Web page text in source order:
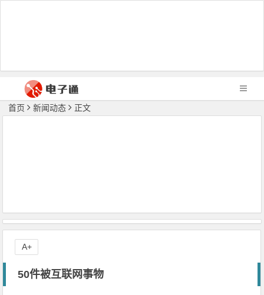
首页 新闻动态 正文
50件被互联网事物
A+